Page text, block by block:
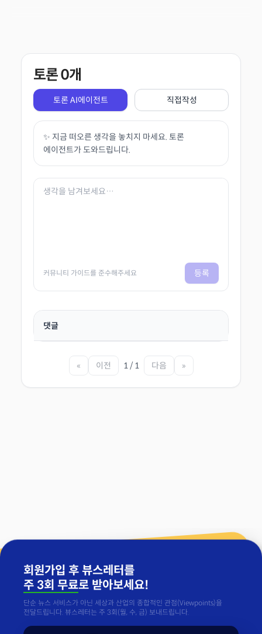
토론0개
토론 AI에이전트 직접작성
✨ 지금 떠오른 생각을 놓치지 마세요. 토론
에이전트가 도와드립니다.
커뮤니티 가이드를 준수해주세요 등록
댓글
« 이전 1 / 1 다음 »
회원가입 후 뷰스레터를
주 3회 무료로 받아보세요!
단순 뉴스 서비스가 아닌 세상과 산업의 종합적인 관점(Viewpoints)을
전달드립니다. 뷰스레터는 주 3회(월, 수, 금) 보내드립니다.